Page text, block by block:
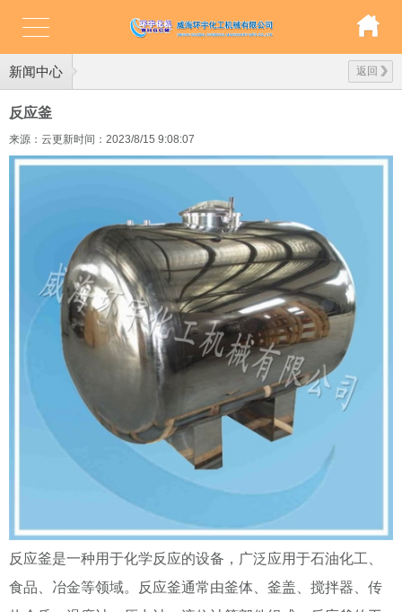
新闻中心 返回
反应釜
来源：云更新时间：2023/8/15 9:08:07
反应釜是一种用于化学反应的设备，广泛应用于石油化工、
食品、冶金等领域。反应釜通常由釜体、釜盖、搅拌器、传